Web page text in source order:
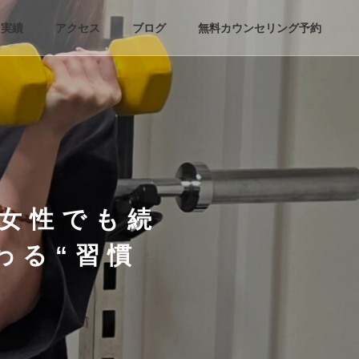
実績 アクセス ブログ 無料カウンセリング予約
性でも続
る“習慣